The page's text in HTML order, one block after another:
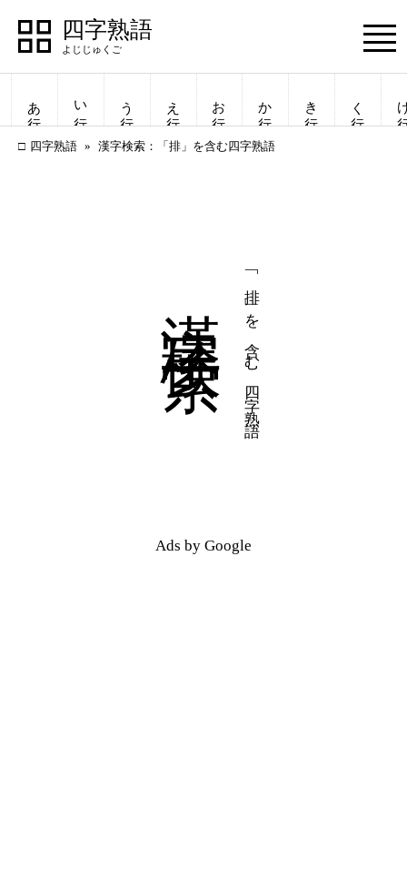
四字熟語
四字熟語
一覧表示
漢字検索
Menu
あ行 い行 う行 え行 お行 か行 き行 く行
四字熟語 漢字検索：「排」を含む四字熟語
「排」を含む四字熟語
Ads by Google
四字熟語
一覧表示
漢字検索